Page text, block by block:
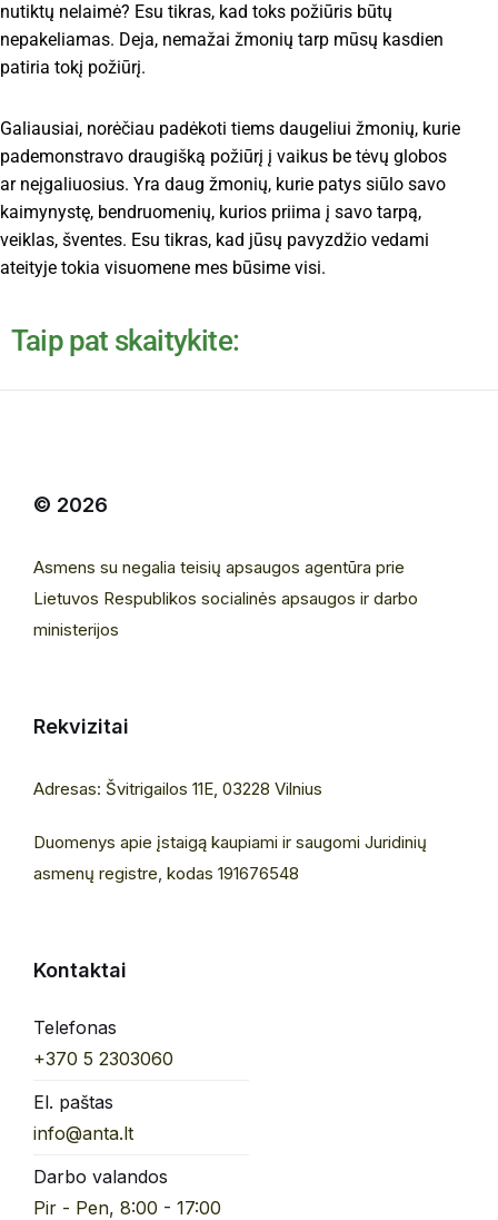
nutiktų nelaimė? Esu tikras, kad toks požiūris būtų
nepakeliamas. Deja, nemažai žmonių tarp mūsų kasdien
patiria tokį požiūrį.
Galiausiai, norėčiau padėkoti tiems daugeliui žmonių, kurie
pademonstravo draugišką požiūrį į vaikus be tėvų globos
ar neįgaliuosius. Yra daug žmonių, kurie patys siūlo savo
kaimynystę, bendruomenių, kurios priima į savo tarpą,
veiklas, šventes. Esu tikras, kad jūsų pavyzdžio vedami
ateityje tokia visuomene mes būsime visi.
Taip pat skaitykite:
© 2026
Asmens su negalia teisių apsaugos agentūra prie
Lietuvos Respublikos socialinės apsaugos ir darbo
ministerijos
Rekvizitai
Adresas: Švitrigailos 11E, 03228 Vilnius
Duomenys apie įstaigą kaupiami ir saugomi Juridinių
asmenų registre, kodas 191676548
Kontaktai
Telefonas
+370 5 2303060
El. paštas
info@anta.lt
Darbo valandos
Pir - Pen, 8:00 - 17:00